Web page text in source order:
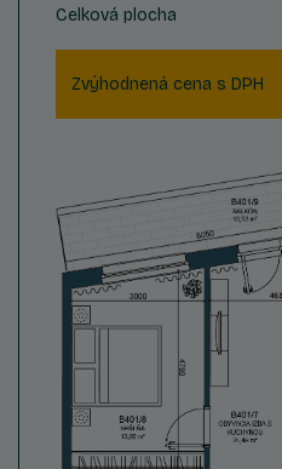
Celková plocha
Zvýhodnená cena s DPH